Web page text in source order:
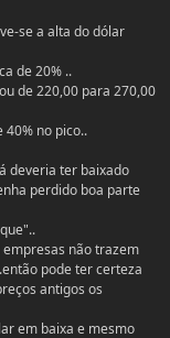
se a alta do dólar
de 20% ..
de 220,00 para 270,00
no pico..
deveria ter baixado
perdido boa parte
não trazem
pode ter certeza
antigos os
em baixa e mesmo